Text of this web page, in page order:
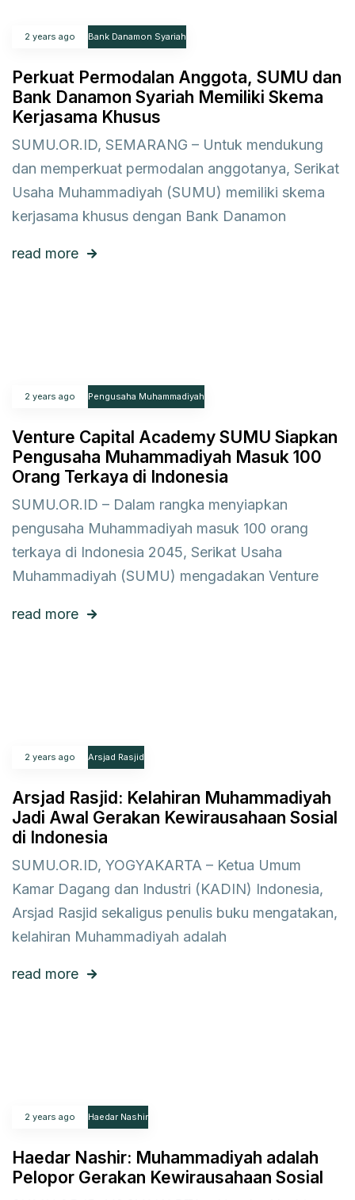
2 years ago Bank Danamon Syariah
Perkuat Permodalan Anggota, SUMU dan
Bank Danamon Syariah Memiliki Skema
Kerjasama Khusus
SUMU.OR.ID, SEMARANG – Untuk mendukung
dan memperkuat permodalan anggotanya, Serikat
Usaha Muhammadiyah (SUMU) memiliki skema
kerjasama khusus dengan Bank Danamon
read more
2 years ago Pengusaha Muhammadiyah
Venture Capital Academy SUMU Siapkan
Pengusaha Muhammadiyah Masuk 100
Orang Terkaya di Indonesia
SUMU.OR.ID – Dalam rangka menyiapkan
pengusaha Muhammadiyah masuk 100 orang
terkaya di Indonesia 2045, Serikat Usaha
Muhammadiyah (SUMU) mengadakan Venture
read more
2 years ago Arsjad Rasjid
Arsjad Rasjid: Kelahiran Muhammadiyah
Jadi Awal Gerakan Kewirausahaan Sosial
di Indonesia
SUMU.OR.ID, YOGYAKARTA – Ketua Umum
Kamar Dagang dan Industri (KADIN) Indonesia,
Arsjad Rasjid sekaligus penulis buku mengatakan,
kelahiran Muhammadiyah adalah
read more
2 years ago Haedar Nashir
Haedar Nashir: Muhammadiyah adalah
Pelopor Gerakan Kewirausahaan Sosial